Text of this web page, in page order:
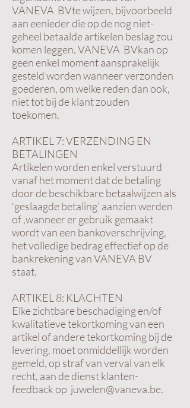
VANEVA BVte wijzen, bijvoorbeeld
aan eenieder die op de nog niet-
geheel betaalde artikelen beslag zou
komen leggen. VANEVA BVkan op
geen enkel moment aansprakelijk
gesteld worden wanneer verzonden
goederen, om welke reden dan ook,
niet tot bij de klant zouden
toekomen.
ARTIKEL 7: VERZENDING EN
BETALINGEN
Artikelen worden enkel verstuurd
vanaf het moment dat de betaling
door de beschikbare betaalwijzen als
‘geslaagde betaling’ aanzien werden
of ,wanneer er gebruik gemaakt
wordt van een bankoverschrijving,
het volledige bedrag effectief op de
bankrekening van VANEVA BV
staat.
ARTIKEL 8: KLACHTEN
Elke zichtbare beschadiging en/of
kwalitatieve tekortkoming van een
artikel of andere tekortkoming bij de
levering, moet onmiddellijk worden
gemeld, op straf van verval van elk
recht, aan de dienst klanten-
feedback op juwelen@vaneva.be.